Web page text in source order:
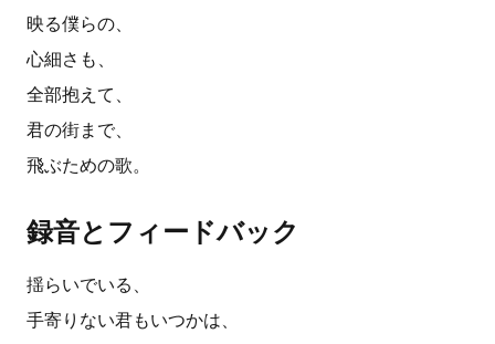
映る僕らの、
心細さも、
全部抱えて、
君の街まで、
飛ぶための歌。
録音とフィードバック
揺らいでいる、
手寄りない君もいつかは、